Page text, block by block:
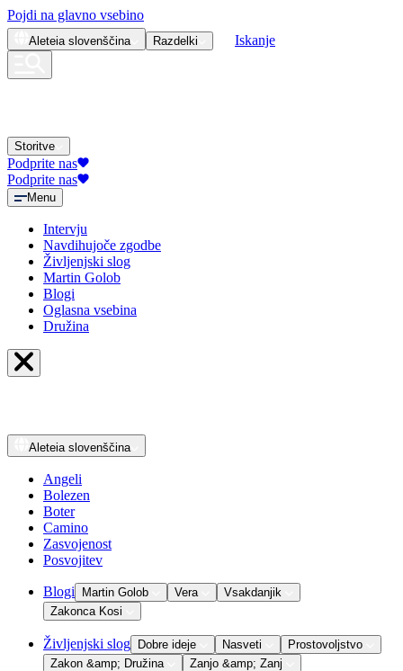
Pojdi na glavno vsebino
Aleteia slovenščina Razdelki Iskanje
Storitve
Podprite nas
Podprite nas
Menu
Intervju
Navdihujoče zgodbe
Življenjski slog
Martin Golob
Blogi
Oglasna vsebina
Družina
Aleteia slovenščina
Angeli
Bolezen
Boter
Camino
Zasvojenost
Posvojitev
Blogi Martin Golob Vera
Vsakdanjik
Zakonca Kosi
Življenjski slog Dobre ideje Nasveti
Prostovoljstvo
Zakon &amp; Družina
Zanjo &amp; Zanj